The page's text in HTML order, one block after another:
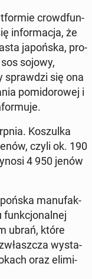
crowd­fun­
in­for­ma­cja, że
ja­poń­ska, pro­
sojowy,
spraw­dzi się ona
po­mi­do­ro­wej i
Ko­szul­ka
czyli ok. 190
4 950 jenów
ma­nu­fak­
funk­cjo­nal­nej
ubrań, które
wy­sta­
oraz eli­mi­